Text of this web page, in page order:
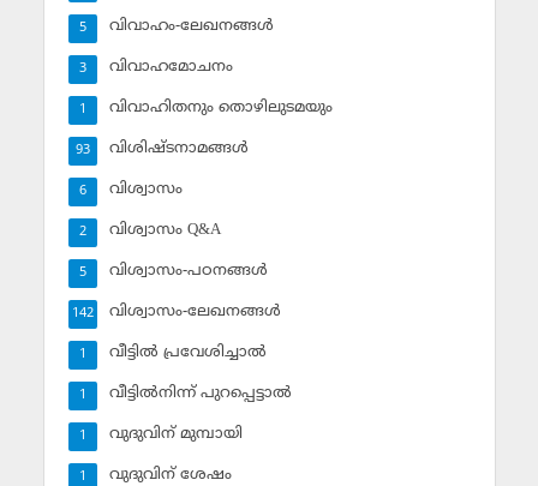
വിവാഹം-ലേഖനങ്ങള്‍
5
വിവാഹമോചനം
3
വിവാഹിതനും തൊഴിലുടമയും
1
വിശിഷ്ടനാമങ്ങള്‍
93
വിശ്വാസം
6
വിശ്വാസം Q&A
2
വിശ്വാസം-പഠനങ്ങള്‍
5
വിശ്വാസം-ലേഖനങ്ങള്‍
142
വീട്ടില്‍ പ്രവേശിച്ചാല്‍
1
വീട്ടില്‍നിന്ന് പുറപ്പെട്ടാല്‍
1
വുദുവിന് മുമ്പായി
1
വുദുവിന് ശേഷം
1